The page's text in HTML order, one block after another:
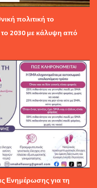
πολιτική το
2030 με κάλυψη από
Ενημέρωσης για τη